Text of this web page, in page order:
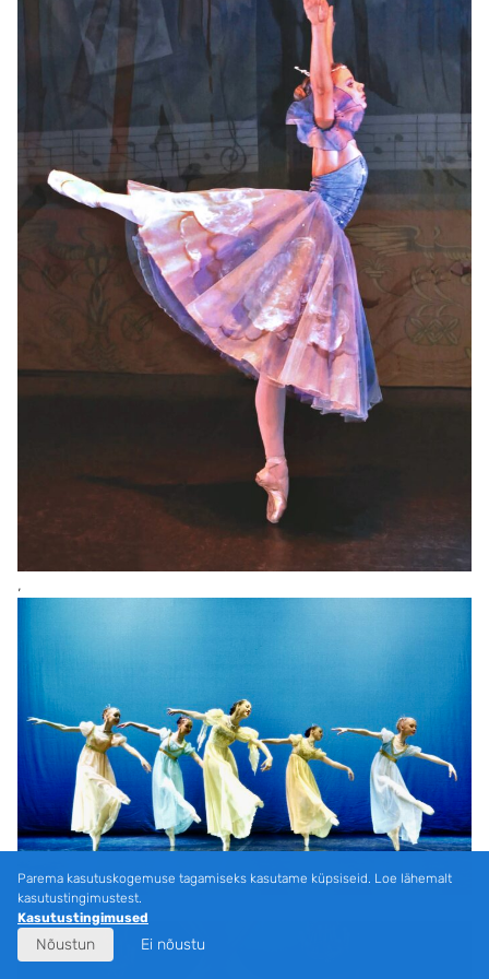
,
,
Parema kasutuskogemuse tagamiseks kasutame küpsiseid. Loe lähemalt
kasutustingimustest.
Kasutustingimused
Nõustun Ei nõustu